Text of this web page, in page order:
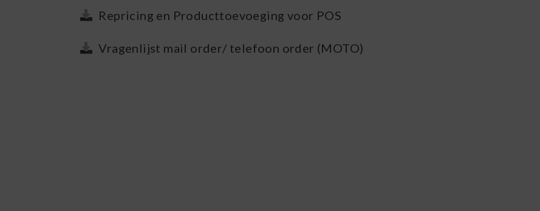
Repricing en Producttoevoeging voor POS
Vragenlijst mail order/ telefoon order (MOTO)